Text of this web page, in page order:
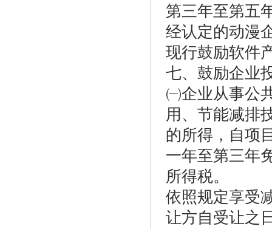
第三年至第五
经认定的动漫
现行鼓励软件
七、鼓励企业
㈠企业从事公
用、节能减排
的所得，自项
一年至第三年
所得税。
依照规定享受
让方自受让之